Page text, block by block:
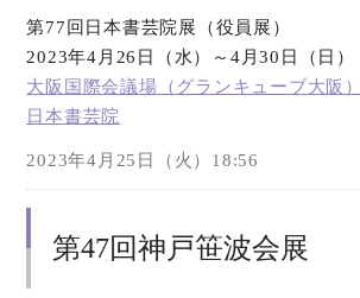
第77回日本書芸院展（役員展）
2023年4月26日（水）～4月30日（日）
大阪国際会議場（グランキューブ大阪）
日本書芸院
2023年4月25日（火）18:56
第47回神戸笹波会展